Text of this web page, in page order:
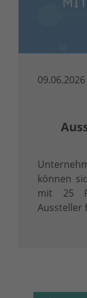
09.06.2026
können
mit 25
Aussteller